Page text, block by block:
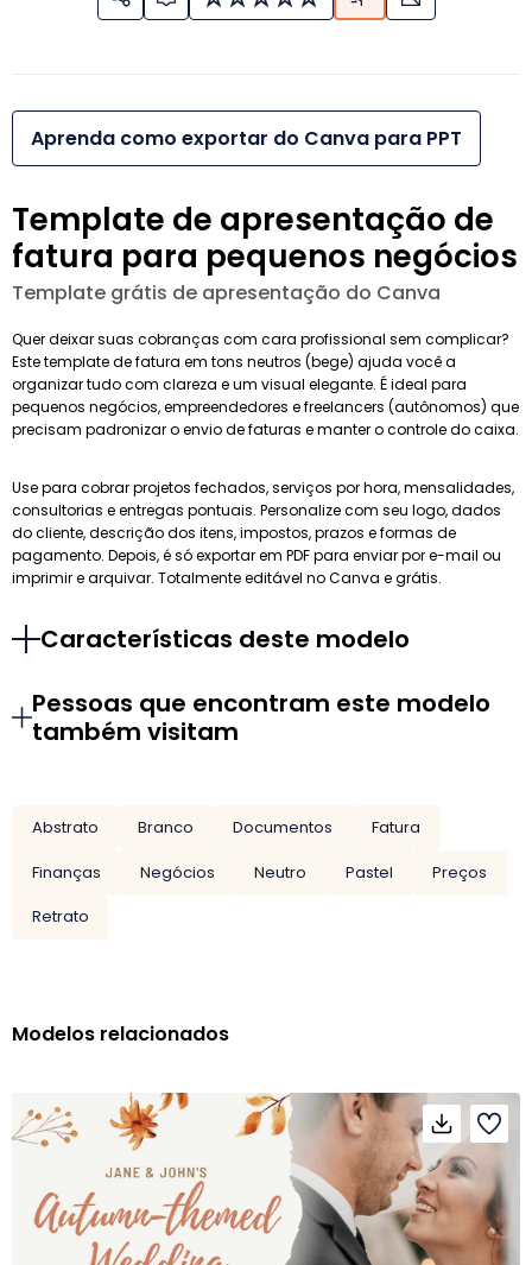
Aprenda como exportar do Canva para PPT
Template de apresentação de
fatura para pequenos negócios
Template grátis de apresentação do Canva
Quer deixar suas cobranças com cara profissional sem complicar?
Este template de fatura em tons neutros (bege) ajuda você a
organizar tudo com clareza e um visual elegante. É ideal para
pequenos negócios, empreendedores e freelancers (autônomos) que
precisam padronizar o envio de faturas e manter o controle do caixa.
Use para cobrar projetos fechados, serviços por hora, mensalidades,
consultorias e entregas pontuais. Personalize com seu logo, dados
do cliente, descrição dos itens, impostos, prazos e formas de
pagamento. Depois, é só exportar em PDF para enviar por e-mail ou
imprimir e arquivar. Totalmente editável no Canva e grátis.
Características deste modelo
Pessoas que encontram este modelo
também visitam
Abstrato Branco Documentos
Fatura
Finanças
Negócios Neutro Pastel
Preços
Retrato
Modelos relacionados